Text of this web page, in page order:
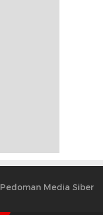
Pedoman Media Siber